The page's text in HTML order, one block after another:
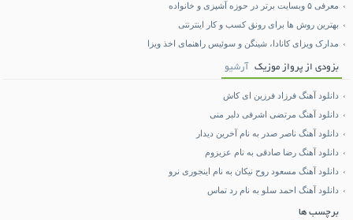
معرفی ۵ وبسایت برتر در حوزه آشپزی و خانواده
بهترین روش ها برای رونق کسب و کار اینترنتی
مدارک ویزای کانادا، شینگن و سوئیس راهنمای اخذ ویزا
بزودی از پرواز موزیک آرشیو
دانلود آهنگ فرزاد فرزین ای کاش
دانلود آهنگ مرتضی اشرفی دلبر منی
دانلود آهنگ ناصر صدر به نام آخرین دیدار
دانلود آهنگ رضا صادقی به نام عزیزوم
دانلود آهنگ مسعود روح نیکان به نام اینجوری نرو
دانلود آهنگ احمد سلو به نام رد تماس
برچسب ها